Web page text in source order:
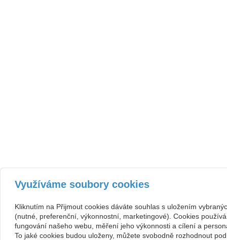
Využíváme soubory cookies
Kliknutím na Přijmout cookies dáváte souhlas s uložením
(nutné, preferenční, výkonnostní, marketingové). Cookies
fungování našeho webu, měření jeho výkonnosti a cílení a
To jaké cookies budou uloženy, můžete svobodně rozhodnout